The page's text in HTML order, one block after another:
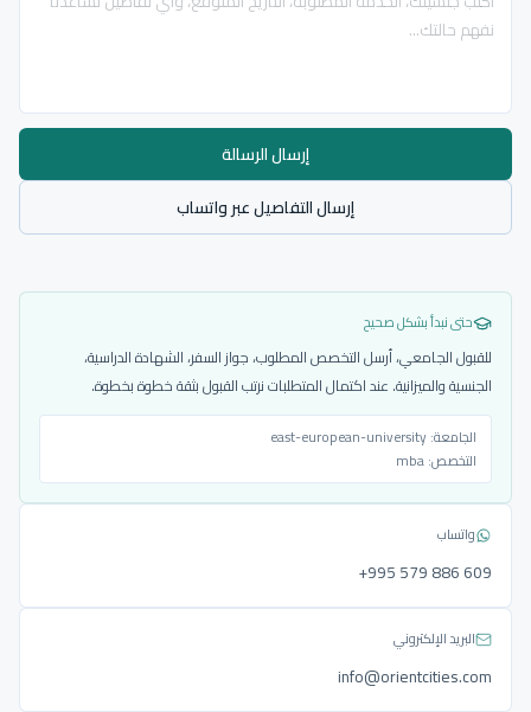
إرسال الرسالة
إرسال التفاصيل عبر واتساب
حتى نبدأ بشكل صحيح
للقبول الجامعي، أرسل التخصص المطلوب، جواز السفر، الشهادة الدراسية،
الجنسية والميزانية. عند اكتمال المتطلبات نرتب القبول بثقة خطوة بخطوة.
الجامعة:east-european-university
التخصص:mba
واتساب
‎+995 579 886 609
البريد الإلكتروني
info@orientcities.com